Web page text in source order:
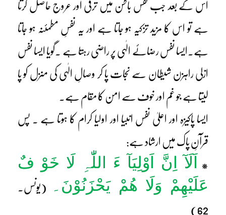
اس کے بعد جب نفس باطن میں ترقی اور عروج حاصل کرتا
ہے تو اس کا مزید تزکیہ ہو جاتا ہے اور یہ نفسِ مطمئنہ ہو جاتا
ہے۔ایسا نفس رضائے الٰہی پر راضی رہتا ہے ۔گویا ایسا نفس
ازلی راہزن شیطان سے نجات پا کر وصالِ الٰہی کی منزل کو پا
لیتا ہے جو غم اور خوف سے امن کا مقام ہے۔
ایسا پاکیزہ اور اعلیٰ نفس انبیا اور اولیا کرام کا ہوتا ہے ۔ پس
قرآنِ پاک میں ارشاد ہے:
*
اَلَآ اِنَّ اَوْلِیَآ ءَ اللّٰہِ لَا خَوْ فٌ
عَلَیْھِمْ وَلَا ھُمْ یَحْزَنُوْنَ۔
(یونس۔
62)